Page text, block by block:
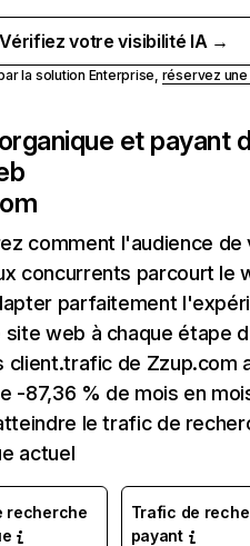
Vérifiez votre visibilité IA →
la solution Enterprise, réservez
et payant
comment l'audience de
concurrents parcourt le
parfaitement
web à chaque étape
client.trafic de Zzup.com
-87,36 % de mois en
le trafic de
actuel
recherche
Trafic de
payant